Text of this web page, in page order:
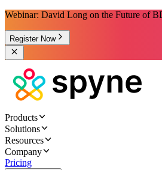
Webinar: David Long on the Future of
Register Now
Products
Solutions
Resources
Company
Pricing